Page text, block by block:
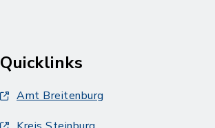
Quicklinks
Amt Breitenburg